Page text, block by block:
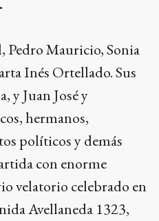
Pedro Mauricio, Sonia
Inés Ortellado. Sus
y Juan José y
hermanos,
políticos y demás
con enorme
velatorio celebrado en
Avellaneda 1323,